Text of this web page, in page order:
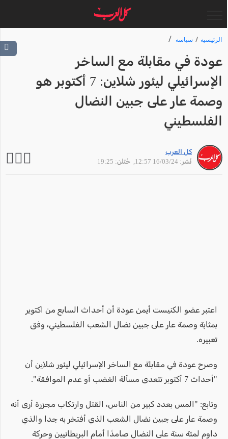
الرئيسية سياسة
عودة في مقابلة مع الساخر
الإسرائيلي ليئور شلاين: 7 أكتوبر هو
وصمة عار على جبين النضال
الفلسطيني
كل العرب
نُشر: 16/03/24 12:57
, حُتلن: 19:25
اعتبر عضو الكنيست أيمن عودة أن أحداث السابع من اكتوير
بمثابة وصمة عار على جبين نضال الشعب الفلسطيني، وفق
تعبيره.
وصرح عودة في مقابلة مع الساخر الإسرائيلي ليئور شلاين أن
"أحداث 7 أكتوبر تتعدى مسألة الغضب أو عدم الموافقة".
وتابع: "المس بعدد كبير من الناس، القتل وارتكاب مجزرة أرى أنه
وصمة عار على جبين نضال الشعب الذي أفتخر به جدا والذي
داوم لمئة سنة على النضال صامدًا أمام البريطانيين وحركة